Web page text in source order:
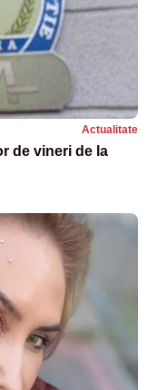
Actualitate
de vineri de la